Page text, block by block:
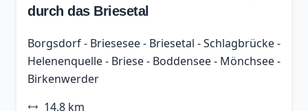
durch das Briesetal
Borgsdorf - Briesesee - Briesetal - Schlagbrücke -
Helenenquelle - Briese - Boddensee - Mönchsee -
Birkenwerder
14,8 km